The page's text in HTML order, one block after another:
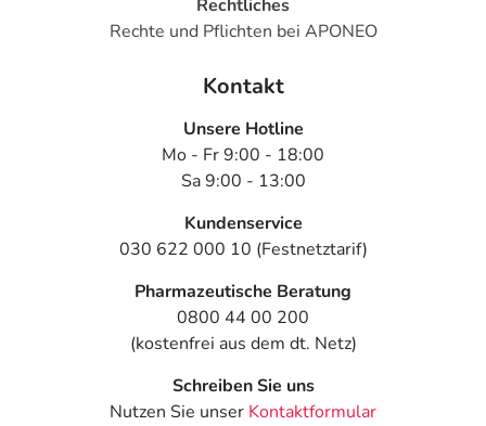
Rechtliches
Rechte und Pflichten bei APONEO
Kontakt
Unsere Hotline
Mo - Fr 9:00 - 18:00
Sa 9:00 - 13:00
Kundenservice
030 622 000 10 (Festnetztarif)
Pharmazeutische Beratung
0800 44 00 200
(kostenfrei aus dem dt. Netz)
Schreiben Sie uns
Nutzen Sie unser Kontaktformular